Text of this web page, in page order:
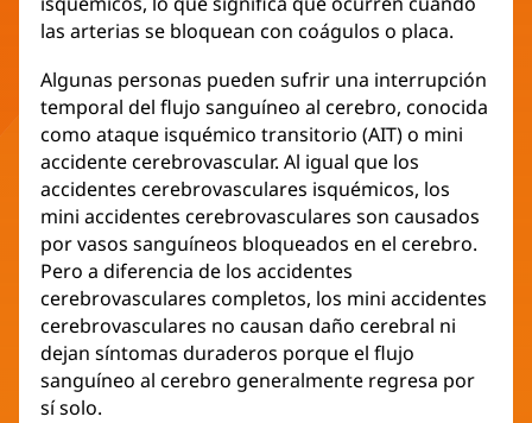
las arterias se bloquean con coágulos o placa.
Algunas personas pueden sufrir una interrupción
temporal del flujo sanguíneo al cerebro, conocida
como ataque isquémico transitorio (AIT) o mini
accidente cerebrovascular. Al igual que los
accidentes cerebrovasculares isquémicos, los
mini accidentes cerebrovasculares son causados ​​
por vasos sanguíneos bloqueados en el cerebro.
Pero a diferencia de los accidentes
cerebrovasculares completos, los mini accidentes
cerebrovasculares no causan daño cerebral ni
dejan síntomas duraderos porque el flujo
sanguíneo al cerebro generalmente regresa por
sí solo.